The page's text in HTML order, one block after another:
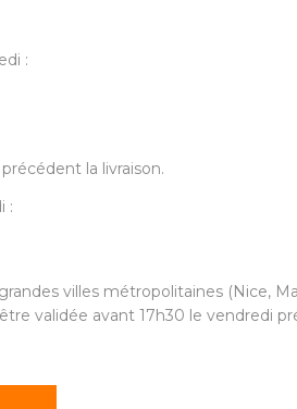
:
la livraison.
:
villes métropolitaines (Nice,
validée avant 17h30 le vendredi